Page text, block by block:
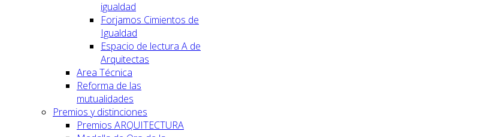
igualdad
Forjamos Cimientos de
Igualdad
Espacio de lectura A de
Arquitectas
Area Técnica
Reforma de las
mutualidades
Premios y distinciones
Premios ARQUITECTURA